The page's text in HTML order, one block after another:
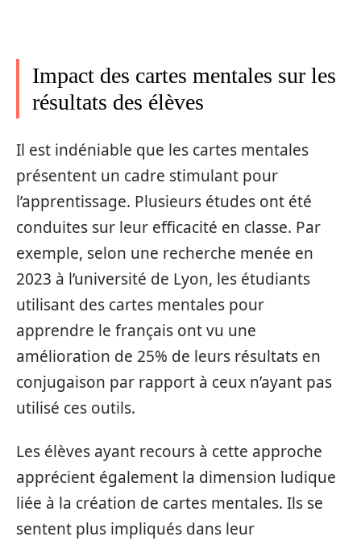
Impact des cartes mentales sur les
résultats des élèves
Il est indéniable que les cartes mentales
présentent un cadre stimulant pour
l’apprentissage. Plusieurs études ont été
conduites sur leur efficacité en classe. Par
exemple, selon une recherche menée en
2023 à l’université de Lyon, les étudiants
utilisant des cartes mentales pour
apprendre le français ont vu une
amélioration de 25% de leurs résultats en
conjugaison par rapport à ceux n’ayant pas
utilisé ces outils.
Les élèves ayant recours à cette approche
apprécient également la dimension ludique
liée à la création de cartes mentales. Ils se
sentent plus impliqués dans leur